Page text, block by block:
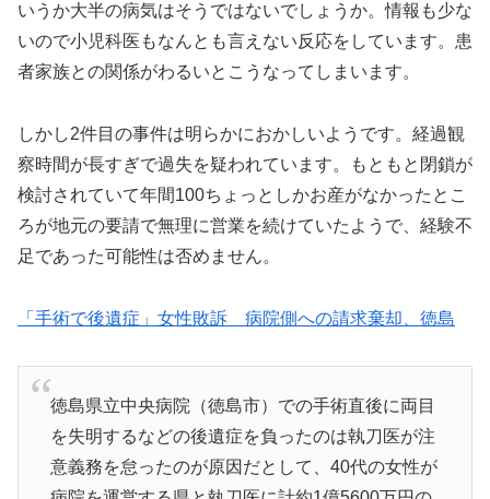
いうか大半の病気はそうではないでしょうか。情報も少な
いので小児科医もなんとも言えない反応をしています。患
者家族との関係がわるいとこうなってしまいます。
しかし2件目の事件は明らかにおかしいようです。経過観
察時間が長すぎで過失を疑われています。もともと閉鎖が
検討されていて年間100ちょっとしかお産がなかったとこ
ろが地元の要請で無理に営業を続けていたようで、経験不
足であった可能性は否めません。
「手術で後遺症」女性敗訴 病院側への請求棄却、徳島
徳島県立中央病院（徳島市）での手術直後に両目
を失明するなどの後遺症を負ったのは執刀医が注
意義務を怠ったのが原因だとして、40代の女性が